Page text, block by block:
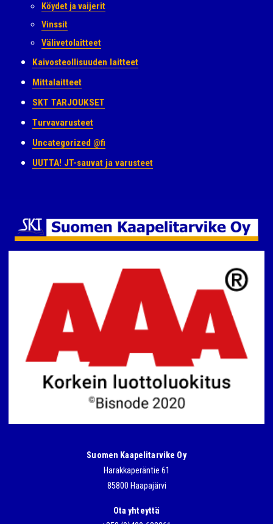
Köydet ja vaijerit
Vinssit
Välivetolaitteet
Kaivosteollisuuden laitteet
Mittalaitteet
SKT TARJOUKSET
Turvavarusteet
Uncategorized @fi
UUTTA! JT-sauvat ja varusteet
Suomen Kaapelitarvike Oy
Harakkaperäntie 61
85800 Haapajärvi
Ota yhteyttä